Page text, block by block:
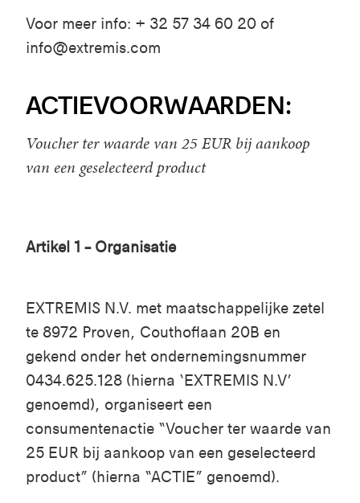
Voor meer info: + 32 57 34 60 20 of
info@extremis.com
ACTIEVOORWAARDEN:
Voucher ter waarde van 25 EUR bij aankoop
van een geselecteerd product
Artikel 1 – Organisatie
EXTREMIS N.V. met maatschappelijke zetel
te 8972 Proven, Couthoflaan 20B en
gekend onder het ondernemingsnummer
0434.625.128 (hierna ‘EXTREMIS N.V’
genoemd), organiseert een
consumentenactie “Voucher ter waarde van
25 EUR bij aankoop van een geselecteerd
product” (hierna “ACTIE” genoemd).